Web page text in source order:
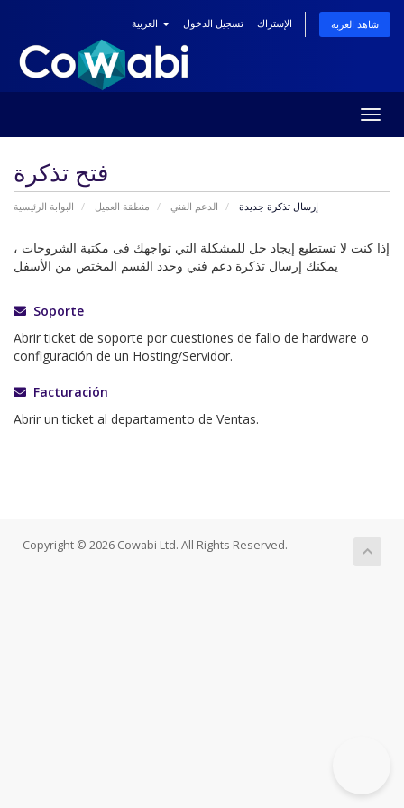
تسجيل الدخول الإشتراك شاهد العربة
فتح تذكرة
البوابة الرئيسية منطقة العميل الدعم الفني إرسال تذكرة جديدة
إذا كنت لا تستطيع إيجاد حل للمشكلة التي تواجهك فى مكتبة الشروحات ،
يمكنك إرسال تذكرة دعم فني وحدد القسم المختص من الأسفل
Soporte
Abrir ticket de soporte por cuestiones de fallo de hardware o
configuración de un Hosting/Servidor.
Facturación
Abrir un ticket al departamento de Ventas.
Copyright © 2026 Cowabi Ltd. All Rights Reserved.